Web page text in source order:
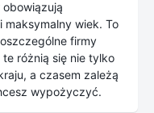
maksymalny wiek. To
firmy
różnią się nie tylko
a czasem zależą
wypożyczyć.